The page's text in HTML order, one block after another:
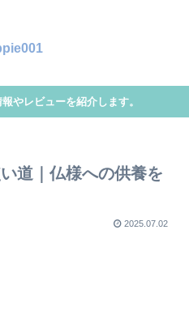
やレビューを紹介します。
道｜仏様への供養を
2025.07.02